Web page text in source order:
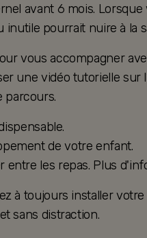
avant 6 mois.
inutile pourrait nuire à la
vous accompagner
une vidéo tutorielle
parcours.
de votre enfant.
entre les repas. Plus
à toujours installer
sans distraction.